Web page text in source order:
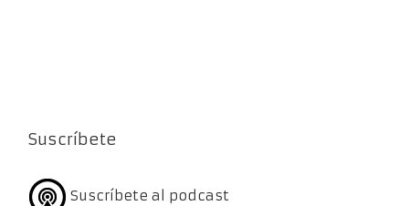
Suscríbete
Suscríbete al podcast